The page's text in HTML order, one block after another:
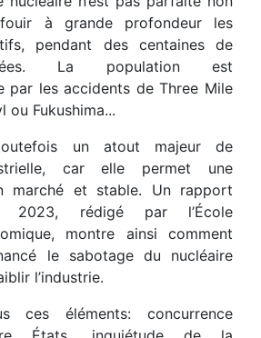
à grande profondeur les
pendant des centaines de
La population est
par les accidents de Three Mile
ou Fukushima...
un atout majeur de
car elle permet une
marché et stable. Un rapport
2023, rédigé par l’École
montre ainsi comment
le sabotage du nucléaire
l’industrie.
ces éléments: concurrence